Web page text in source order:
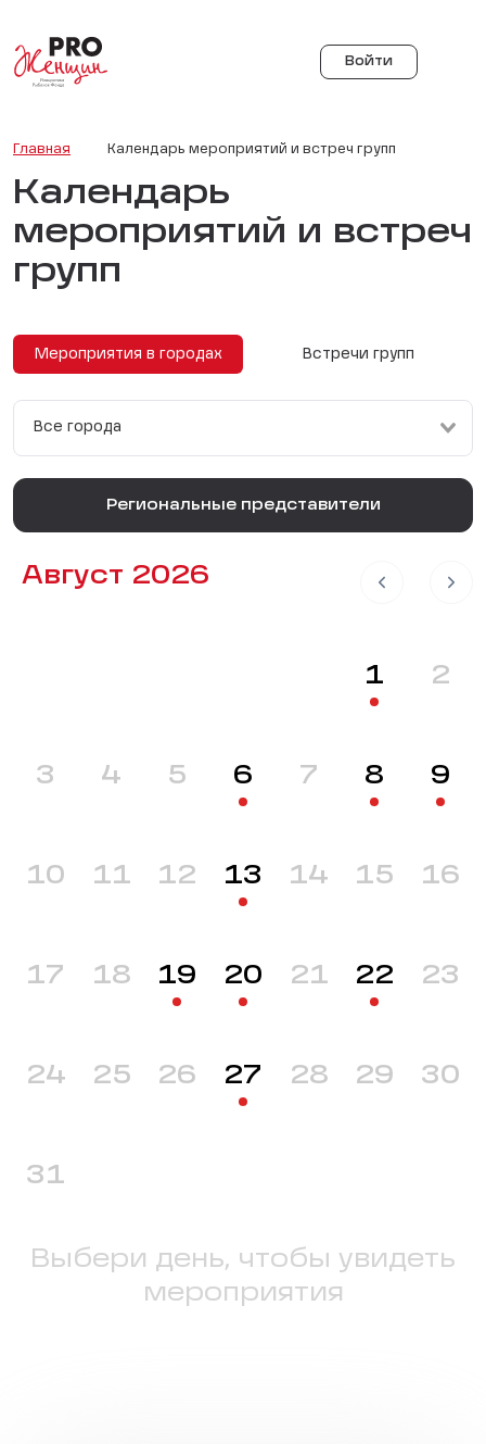
Войти
Главная Календарь мероприятий и встреч групп
Календарь
мероприятий и встреч
групп
Мероприятия в городах Встречи групп
Все города
Региональные представители
Август 2026
1 2
3 4 5 6 7 8 9
10 11 12 13 14 15 16
17 18 19 20 21 22 23
24 25 26 27 28 29 30
31
Выбери день, чтобы увидеть
мероприятия